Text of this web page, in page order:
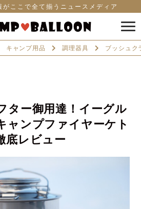
ここで全て揃うニュースメディア
キャンプ用品 調理器具 ブッシュク
ター御用達！イーグル
ャンプファイヤーケト
底レビュー